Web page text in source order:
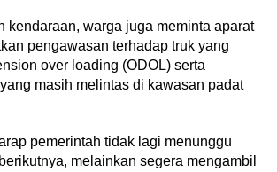
kendaraan, warga juga meminta aparat
pengawasan terhadap truk yang
over loading (ODOL) serta
masih melintas di kawasan padat
pemerintah tidak lagi menunggu
melainkan segera mengambil